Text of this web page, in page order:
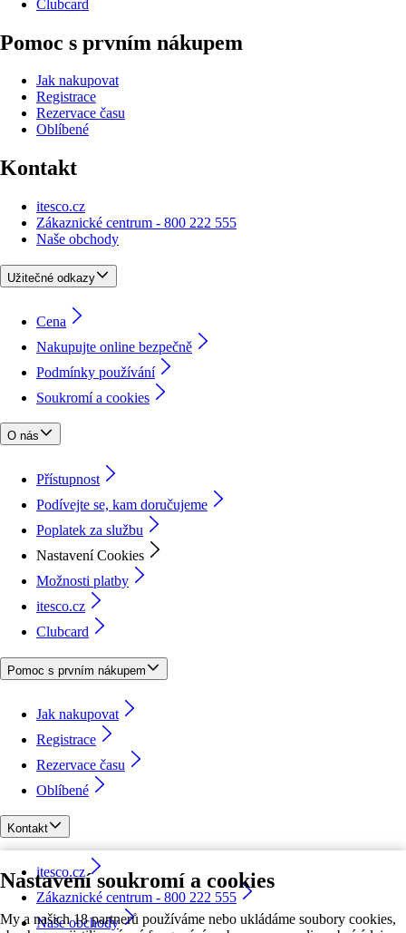
Nastavení soukromí a cookies
My a našich 18 partnerů používáme nebo ukládáme soubory cookies,
Clubcard
Pomoc s prvním nákupem
Jak nakupovat
Registrace
Rezervace času
Oblíbené
Kontakt
itesco.cz
Zákaznické centrum - 800 222 555
Naše obchody
Užitečné odkazy
Cena
Nakupujte online bezpečně
Podmínky používání
Soukromí a cookies
O nás
Přístupnost
Podívejte se, kam doručujeme
Poplatek za službu
Nastavení Cookies
Možnosti platby
itesco.cz
Clubcard
Pomoc s prvním nákupem
Jak nakupovat
Registrace
Rezervace času
Oblíbené
Kontakt
itesco.cz
Zákaznické centrum - 800 222 555
Naše obchody